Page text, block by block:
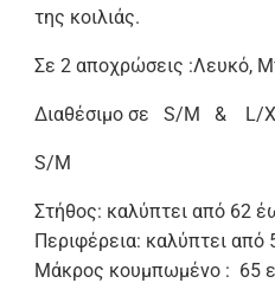
της κοιλιάς.
Σε 2 αποχρώσεις :Λευκό,
Διαθέσιμο σε S/Μ & L/
S/Μ
Στήθος: καλύπτει από 62
Περιφέρεια: καλύπτει
Μάκρος κουμπωμένο : 65